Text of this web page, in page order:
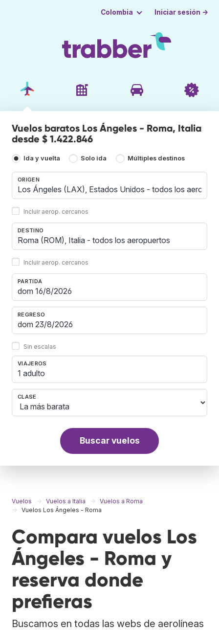
Colombia Iniciar sesión →
Vuelos baratos Los Ángeles - Roma, Italia
desde $ 1.422.846
Ida y vuelta Solo ida Múltiples destinos
ORIGEN
Incluir aerop. cercanos
DESTINO
Incluir aerop. cercanos
PARTIDA
REGRESO
Sin escalas
VIAJEROS
1 adulto
CLASE
Buscar vuelos
Vuelos Vuelos a Italia
Vuelos a Roma
Vuelos Los Ángeles - Roma
Compara vuelos Los
Ángeles - Roma y
reserva donde
prefieras
Buscamos en todas las webs de aerolíneas